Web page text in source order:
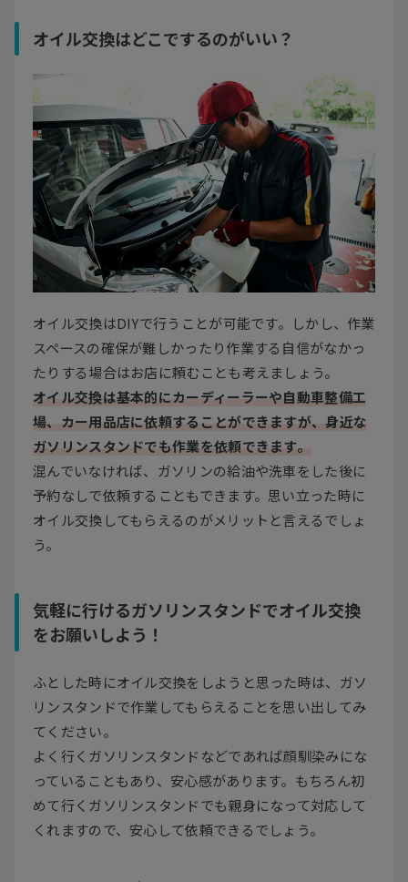
オイル交換はどこでするのがいい？
オイル交換はDIYで行うことが可能です。しかし、作業
スペースの確保が難しかったり作業する自信がなかっ
たりする場合はお店に頼むことも考えましょう。
オイル交換は基本的にカーディーラーや自動車整備工
場、カー用品店に依頼することができますが、身近な
ガソリンスタンドでも作業を依頼できます。
混んでいなければ、ガソリンの給油や洗車をした後に
予約なしで依頼することもできます。思い立った時に
オイル交換してもらえるのがメリットと言えるでしょ
う。
気軽に行けるガソリンスタンドでオイル交換
をお願いしよう！
ふとした時にオイル交換をしようと思った時は、ガソ
リンスタンドで作業してもらえることを思い出してみ
てください。
よく行くガソリンスタンドなどであれば顔馴染みにな
っていることもあり、安心感があります。もちろん初
めて行くガソリンスタンドでも親身になって対応して
くれますので、安心して依頼できるでしょう。